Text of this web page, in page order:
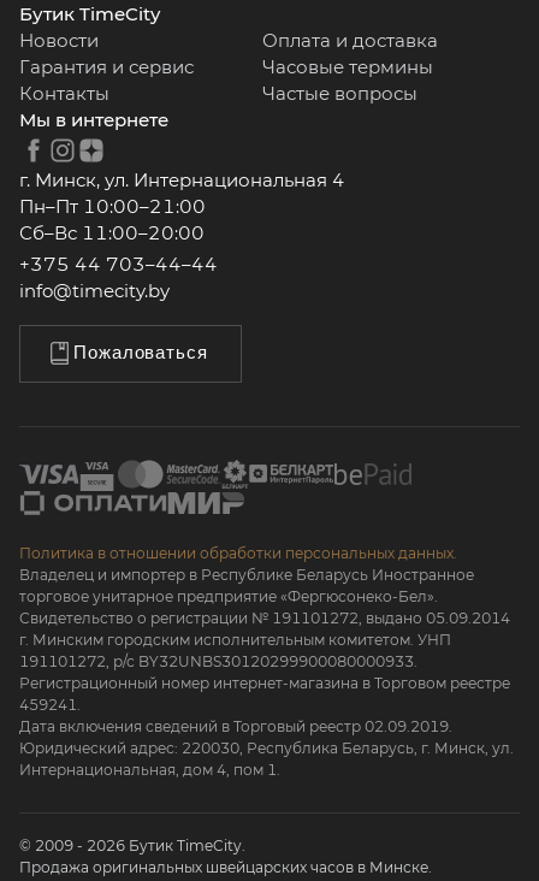
Бутик TimeCity
Новости
Оплата и доставка
Гарантия и сервис
Часовые термины
Контакты
Частые вопросы
Мы в интернете
г. Минск, ул. Интернациональная 4
Пн–Пт 10:00–21:00
Сб–Вс 11:00–20:00
+375 44 703–44–44
info@timecity.by
Пожаловаться
Политика в отношении обработки персональных данных.
Владелец и импортер в Республике Беларусь Иностранное
торговое унитарное предприятие «Фергюсонеко-Бел».
Свидетельство о регистрации № 191101272, выдано 05.09.2014
г. Минским городским исполнительным комитетом. УНП
191101272, р/с BY32UNBS30120299900080000933.
Регистрационный номер интернет-магазина в Торговом реестре
459241.
Дата включения сведений в Торговый реестр 02.09.2019.
Юридический адрес: 220030, Республика Беларусь, г. Минск, ул.
Интернациональная, дом 4, пом 1.
© 2009 - 2026 Бутик TimeCity.
Продажа оригинальных швейцарских часов в Минске.